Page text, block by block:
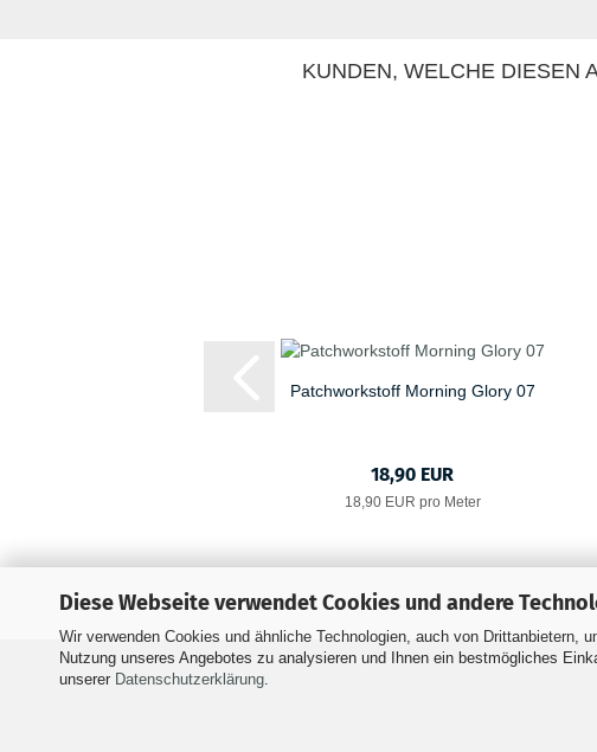
Diese Webseite verwendet Cookies und andere
Wir verwenden Cookies und ähnliche Technologien, auch von Drittanbietern,
Nutzung unseres Angebotes zu analysieren und Ihnen ein bestmögliches
unserer Datenschutzerklärung
KUNDEN, WELCHE DIESEN
Patchworkstoff Morning Glory 07
18,90 EUR
18,90 EUR pro Meter
Impressum Versand- &